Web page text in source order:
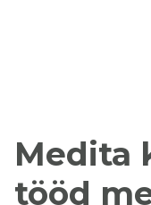
Medita
tööd